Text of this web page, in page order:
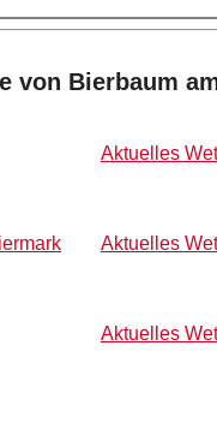
von Bierbaum
Aktuelles
Aktuelles
Aktuelles